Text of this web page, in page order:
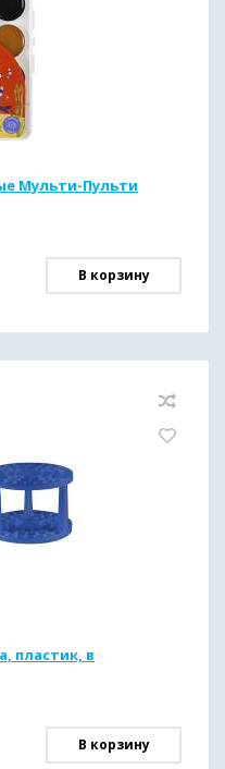
Мульти-Пульти
В корзину
пластик, в
В корзину